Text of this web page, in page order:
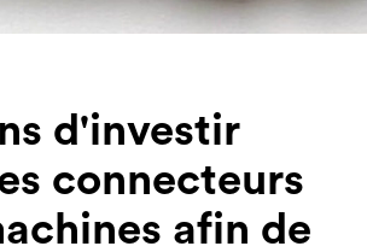
d'investir
connecteurs
afin de